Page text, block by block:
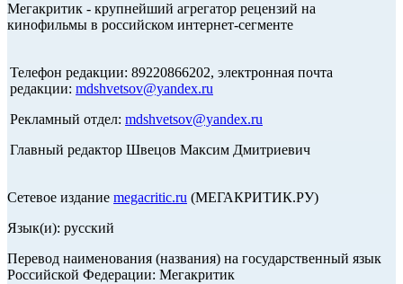
Мегакритик - крупнейший агрегатор рецензий на
кинофильмы в российском интернет-сегменте
Телефон редакции: 89220866202, электронная почта
редакции: mdshvetsov@yandex.ru
Рекламный отдел: mdshvetsov@yandex.ru
Главный редактор Швецов Максим Дмитриевич
Сетевое издание megacritic.ru (МЕГАКРИТИК.РУ)
Язык(и): русский
Перевод наименования (названия) на государственный язык
Российской Федерации: Мегакритик